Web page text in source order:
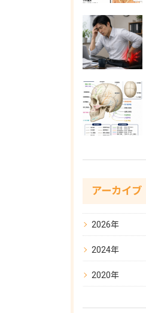
アーカイブ
2026年
2024年
2020年